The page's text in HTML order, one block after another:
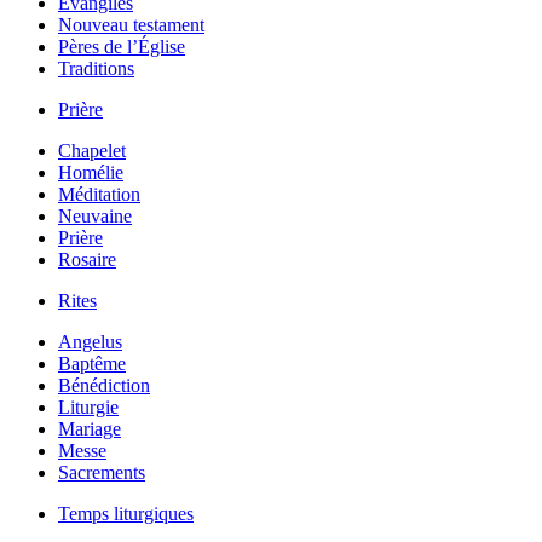
Nouveau testament
Pères de l’Église
Traditions
Prière
Chapelet
Homélie
Méditation
Neuvaine
Prière
Rosaire
Rites
Angelus
Baptême
Bénédiction
Liturgie
Mariage
Messe
Sacrements
Temps liturgiques